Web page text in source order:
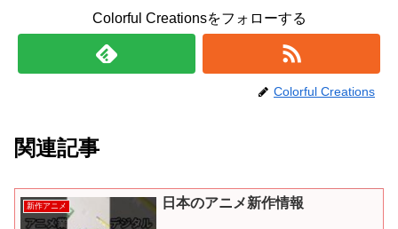
Colorful Creationsをフォローする
Colorful Creations
関連記事
新作アニメ 日本のアニメ新作情報